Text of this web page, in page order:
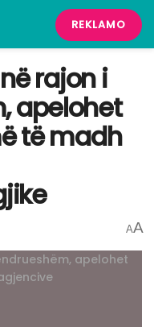
REKLAMO
rajon i
apelohet
të madh
AA